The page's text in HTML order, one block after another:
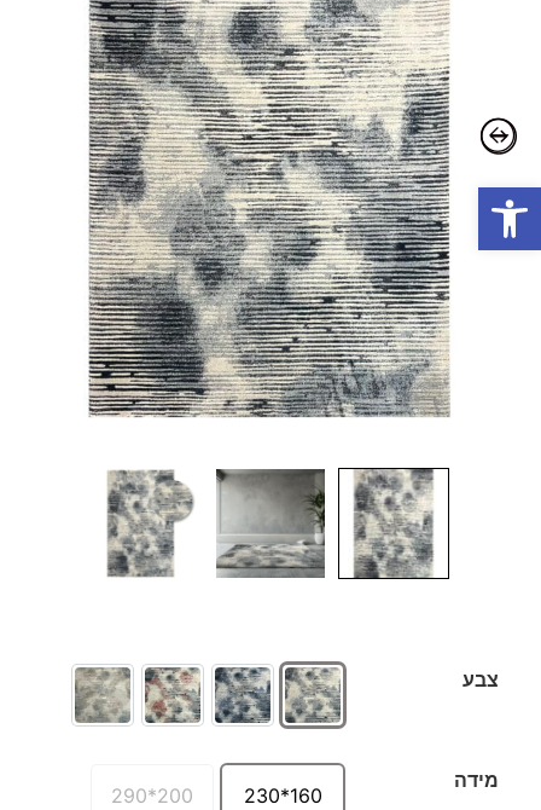
פתח סרגל נגישות
צבע
מידה
160*230
200*290